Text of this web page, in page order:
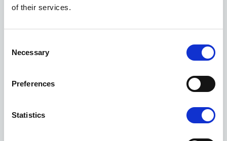
of their services.
Selection
Necessary
Preferences
Statistics
Kontaktiere Uns